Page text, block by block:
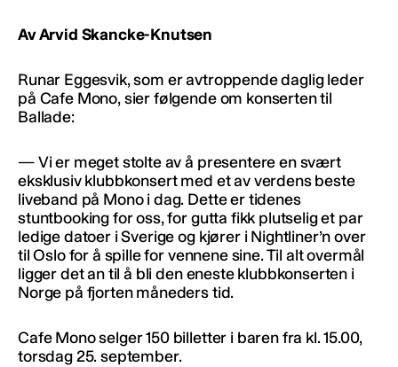
Av Arvid Skancke-Knutsen
Runar Eggesvik, som er avtroppende daglig leder
på Cafe Mono, sier følgende om konserten til
Ballade:
— Vi er meget stolte av å presentere en svært
eksklusiv klubbkonsert med et av verdens beste
liveband på Mono i dag. Dette er tidenes
stuntbooking for oss, for gutta fikk plutselig et par
ledige datoer i Sverige og kjører i Nightliner’n over
til Oslo for å spille for vennene sine. Til alt overmål
ligger det an til å bli den eneste klubbkonserten i
Norge på fjorten måneders tid.
Cafe Mono selger 150 billetter i baren fra kl. 15.00,
torsdag 25. september.